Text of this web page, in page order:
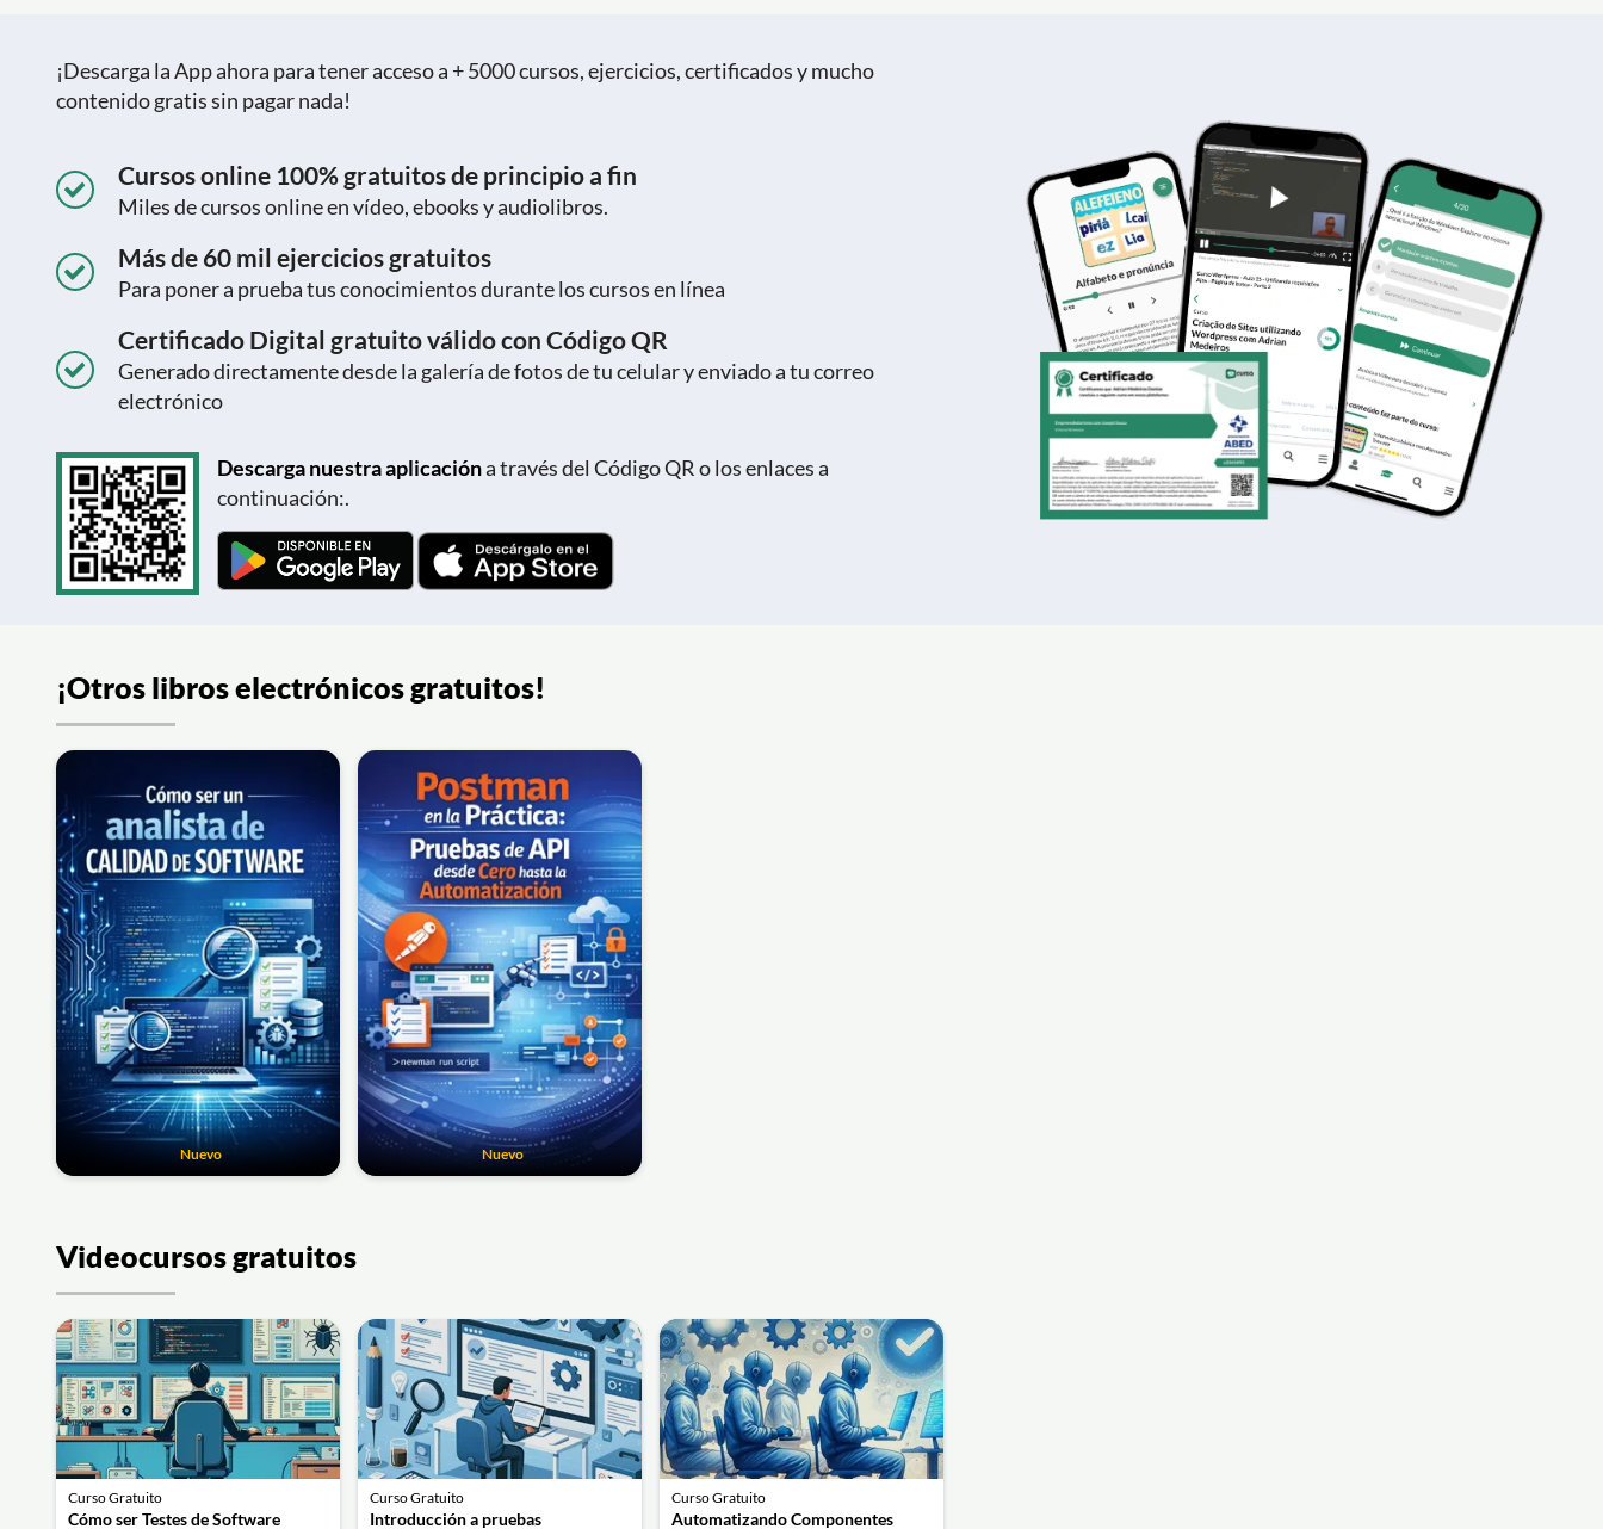
¡Descarga la App ahora para tener acceso a + 5000 cursos, ejercicios, certificados y mucho
contenido gratis sin pagar nada!
Cursos online 100% gratuitos de principio a fin
Miles de cursos online en vídeo, ebooks y audiolibros.
Más de 60 mil ejercicios gratuitos
Para poner a prueba tus conocimientos durante los cursos en línea
Certificado Digital gratuito válido con Código QR
Generado directamente desde la galería de fotos de tu celular y enviado a tu correo
electrónico
Descarga nuestra aplicacióna través del Código QR o los enlaces a
continuación:.
¡Otros libros electrónicos gratuitos!
Nuevo Nuevo
Videocursos gratuitos
Curso Gratuito
Cómo ser Testes de Software
Curso Gratuito
Introducción a pruebas
Curso Gratuito
Automatizando Componentes